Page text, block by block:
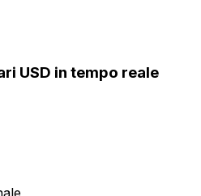
USD in tempo reale